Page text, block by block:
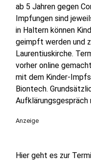
ab 5 Jahren gegen
Impfungen sind
in Haltern können
geimpft werden und
Laurentiuskirche.
vorher online
mit dem Kinder-
Biontech.
Anzeige
Hier geht es zur